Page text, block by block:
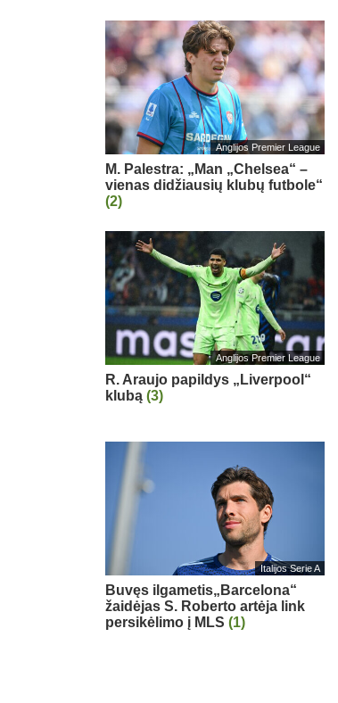
Anglijos Premier League
M. Palestra: „Man „Chelsea“ –
vienas didžiausių klubų futbole“
(2)
Anglijos Premier League
R. Araujo papildys „Liverpool“
klubą (3)
Italijos Serie A
Buvęs ilgametis„Barcelona“
žaidėjas S. Roberto artėja link
persikėlimo į MLS (1)